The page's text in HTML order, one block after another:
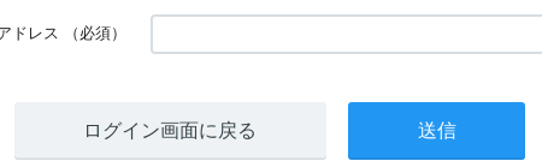
ドレス （必須）
ログイン画面に戻る